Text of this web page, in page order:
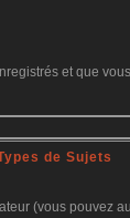
et que
de Sujets
(vous